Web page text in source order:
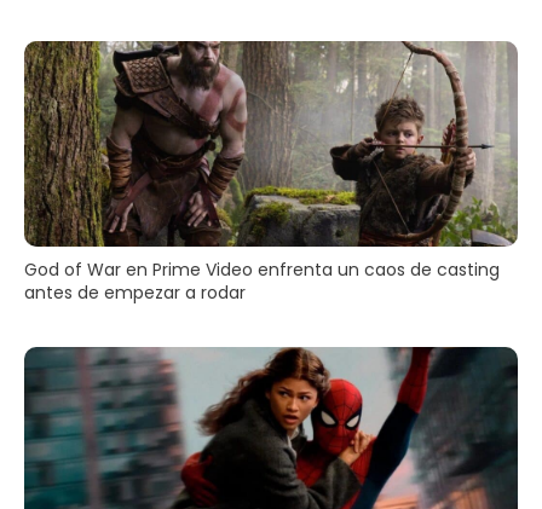
God of War en Prime Video enfrenta un caos de casting
antes de empezar a rodar